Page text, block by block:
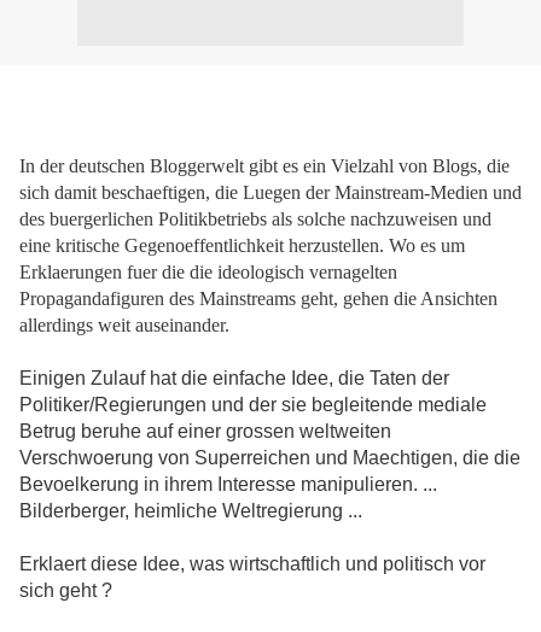
In der deutschen Bloggerwelt gibt es ein Vielzahl von Blogs, die
sich damit beschaeftigen, die Luegen der Mainstream-Medien und
des buergerlichen Politikbetriebs als solche nachzuweisen und
eine kritische Gegenoeffentlichkeit herzustellen. Wo es um
Erklaerungen fuer die die ideologisch vernagelten
Propagandafiguren des Mainstreams geht, gehen die Ansichten
allerdings weit auseinander.
Einigen Zulauf hat die einfache Idee, die Taten der
Politiker/Regierungen und der sie begleitende mediale
Betrug beruhe auf einer grossen weltweiten
Verschwoerung von Superreichen und Maechtigen, die die
Bevoelkerung in ihrem Interesse manipulieren. ...
Bilderberger, heimliche Weltregierung ...
Erklaert diese Idee, was wirtschaftlich und politisch vor
sich geht ?